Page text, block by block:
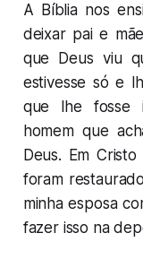
A Bíblia nos
deixar pai e
que Deus viu
estivesse só e
que lhe fosse
homem que
Deus. Em
foram
minha esposa
fazer isso na